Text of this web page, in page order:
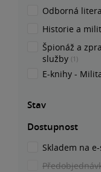
Odborná
Historie a
Špionáž a
služby (1)
E-knihy -
Stav
Dostupnost
Skladem na